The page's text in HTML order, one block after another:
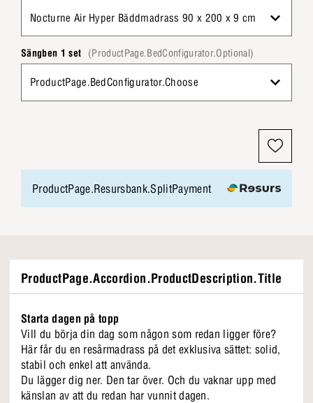
Nocturne Air Hyper Bäddmadrass 90 x 200 x 9 cm
Sängben 1 set (ProductPage.BedConfigurator.Optional)
ProductPage.BedConfigurator.Choose
ProductPage.Resursbank.SplitPayment
ProductPage.Accordion.ProductDescription.Title
Starta dagen på topp
Vill du börja din dag som någon som redan ligger före?
Här får du en resårmadrass på det exklusiva sättet: solid,
stabil och enkel att använda.
Du lägger dig ner. Den tar över. Och du vaknar upp med
känslan av att du redan har vunnit dagen.